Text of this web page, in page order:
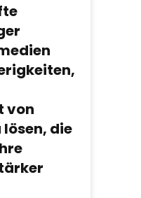
von
die